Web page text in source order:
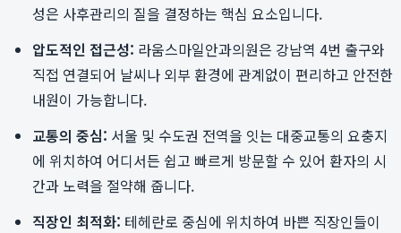
성은 사후관리의 질을 결정하는 핵심 요소입니다.
압도적인 접근성: 라움스마일안과의원은 강남역 4번 출구와
직접 연결되어 날씨나 외부 환경에 관계없이 편리하고 안전한
내원이 가능합니다.
교통의 중심: 서울 및 수도권 전역을 잇는 대중교통의 요충지
에 위치하여 어디서든 쉽고 빠르게 방문할 수 있어 환자의 시
간과 노력을 절약해 줍니다.
직장인 최적화: 테헤란로 중심에 위치하여 바쁜 직장인들이